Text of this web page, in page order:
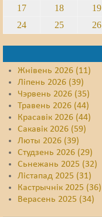
17
18 19
24
25 26
Жнівень 2026 (11)
Ліпень 2026 (39)
Чэрвень 2026 (35)
Травень 2026 (44)
Красавік 2026 (44)
Сакавік 2026 (59)
Люты 2026 (39)
Студзень 2026 (29)
Сьнежань 2025 (32)
Лістапад 2025 (31)
Кастрычнік 2025 (36)
Верасень 2025 (34)
Сацыяльныя правы